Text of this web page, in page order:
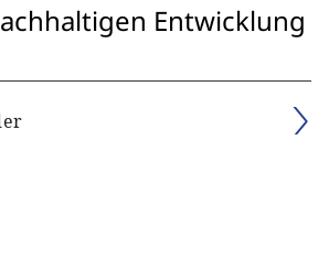
Entwicklung